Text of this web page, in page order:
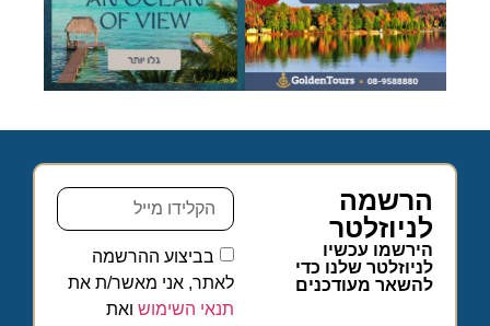
הרשמה
לניוזלטר
הירשמו עכשיו
לניוזלטר שלנו כדי
להשאר מעודכנים
בביצוע ההרשמה
לאתר, אני מאשר/ת את
תנאי השימוש ואת